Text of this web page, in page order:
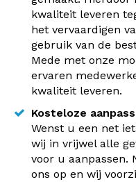
kwaliteit leveren
het vervaardigen
gebruik van de
Mede met onze
ervaren
kwaliteit leveren.
Kosteloze
Wenst u een net
wij in vrijwel alle
voor u
ons op en wij